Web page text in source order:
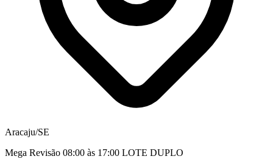
Aracaju/SE
Mega Revisão 08:00 às 17:00 LOTE DUPLO